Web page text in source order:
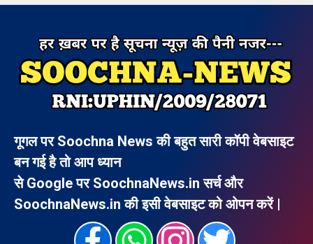
गूगल पर Soochna News की बहुत सारी कॉपी वेबसाइट
बन गई है तो आप ध्यान
से Google पर SoochnaNews.in सर्च और
SoochnaNews.in की इसी वेबसाइट को ओपन करें |